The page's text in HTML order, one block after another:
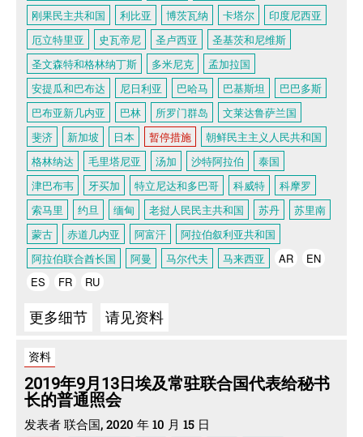
刚果民主共和国
利比亚 博茨瓦纳 卡塔尔
印度尼西亚
厄立特里亚
史瓦帝尼 圣卢西亚
圣基茨和尼维斯
圣文森特和格林纳丁斯
多米尼克
孟加拉国
安提瓜和巴布达
尼日利亚 巴哈马 巴基斯坦
巴巴多斯
巴布亚新几内亚
巴林 所罗门群岛
文莱达鲁萨兰国
斐济
新加坡 日本 暂停措施
朝鲜民主主义人民共和国
格林纳达
毛里塔尼亚 汤加 沙特阿拉伯
泰国
津巴布韦
牙买加 特立尼达和多巴哥 科威特
科摩罗
索马里
约旦 缅甸 老挝人民民主共和国 苏丹
苏里南
蒙古
赤道几内亚 阿富汗
阿拉伯叙利亚共和国
阿拉伯联合酋长国
阿曼 马尔代夫 马来西亚 AR
EN
ES
FR RU
更多细节 请见资料
资料
2019年9月13日埃及常驻联合国代表给秘书
长的普通照会
发表者 联合国, 2020 年 10 月 15 日